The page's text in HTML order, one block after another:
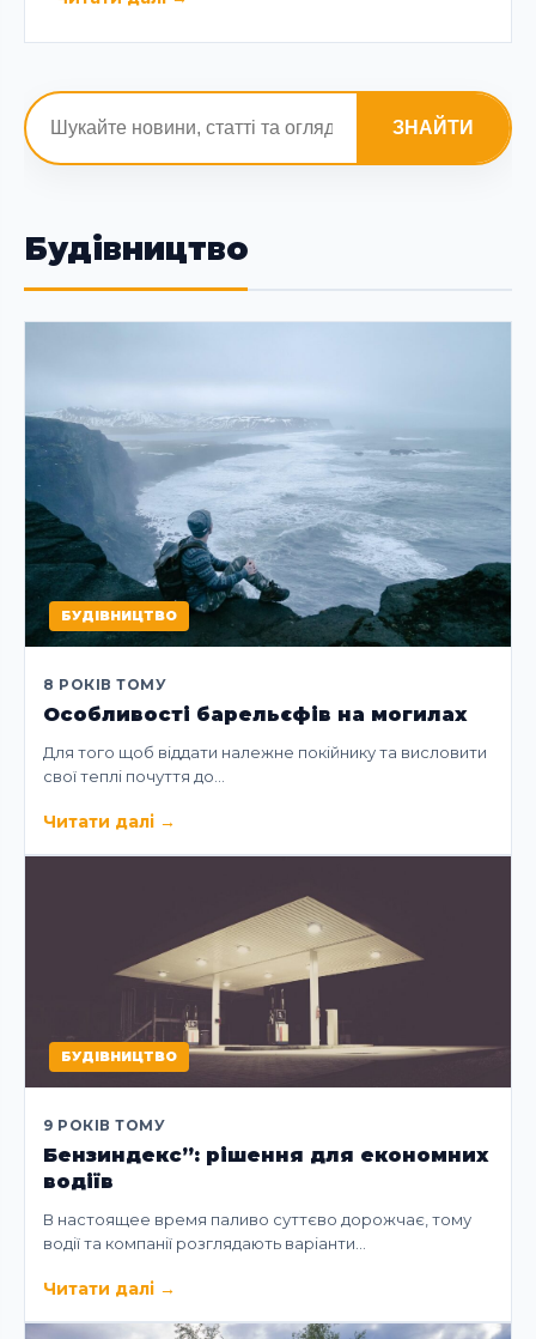
ЗНАЙТИ
Будівництво
БУДІВНИЦТВО
8 РОКІВ ТОМУ
Особливості барельєфів на могилах
Для того щоб віддати належне покійнику та висловити
свої теплі почуття до…
Читати далі →
БУДІВНИЦТВО
9 РОКІВ ТОМУ
Бензиндекс”: рішення для економних
водіїв
В настоящее время паливо суттєво дорожчає, тому
водії та компанії розглядають варіанти…
Читати далі →